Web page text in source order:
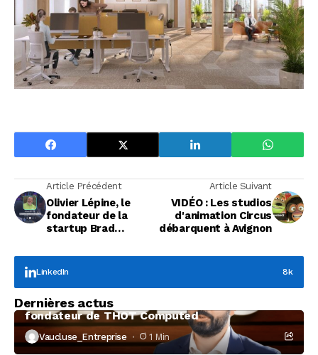
Article Précédent
Olivier Lépine, le
fondateur de la
startup Brad
Article Suivant
VIDÉO : Les studios
d'animation Circus
débarquent à Avignon
LinkedIn 8k
Dernières actus
À la rencontre de Christophe Coeffier, dirigeant
fondateur de THOT Computed
Vaucluse_Entreprise 1 Min